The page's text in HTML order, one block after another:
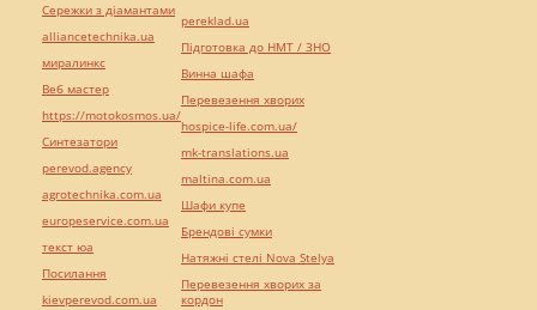
Сережки з діамантами
alliancetechnika.ua
миралинкс
Веб мастер
https://motokosmos.ua/
Синтезатори
perevod.agency
agrotechnika.com.ua
europeservice.com.ua
текст юа
Посилання
kievperevod.com.ua
pereklad.ua
Підготовка до НМТ / ЗНО
Винна шафа
Перевезення хворих
hospice-life.com.ua/
mk-translations.ua
maltina.com.ua
Шафи купе
Брендові сумки
Натяжні стелі Nova Stelya
Перевезення хворих за
кордон